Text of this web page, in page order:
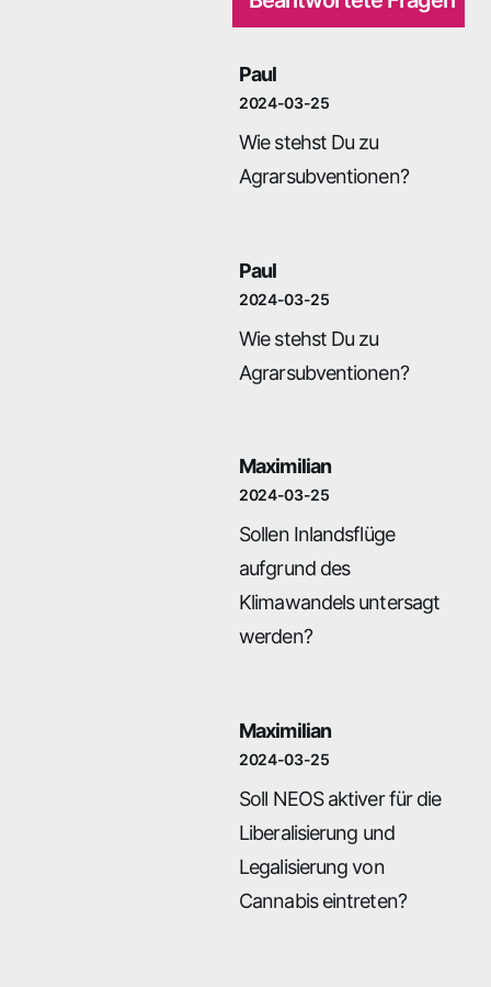
Paul
2024-03-25
Wie stehst Du zu
Agrarsubventionen?
Paul
2024-03-25
Wie stehst Du zu
Agrarsubventionen?
Maximilian
2024-03-25
Sollen Inlandsflüge
aufgrund des
Klimawandels untersagt
werden?
Maximilian
2024-03-25
Soll NEOS aktiver für die
Liberalisierung und
Legalisierung von
Cannabis eintreten?